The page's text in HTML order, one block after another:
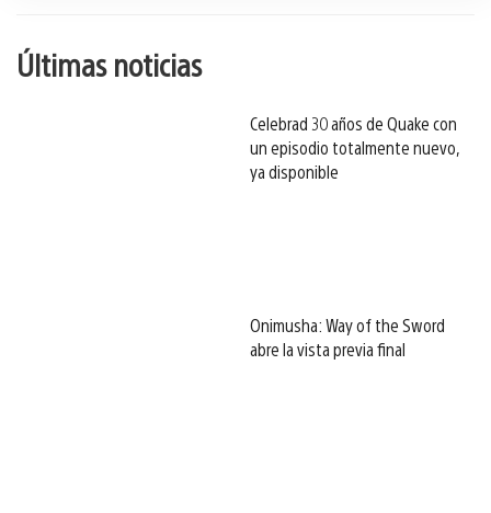
Últimas noticias
Celebrad 30 años de Quake con
un episodio totalmente nuevo,
ya disponible
Onimusha: Way of the Sword
abre la vista previa final